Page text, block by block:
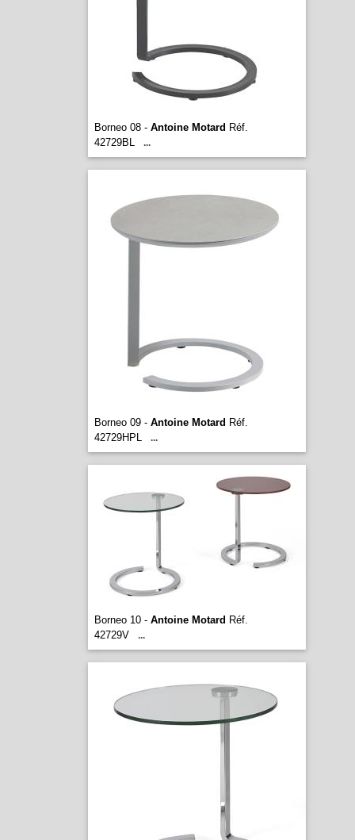
Borneo 08 - Antoine Motard Réf.
42729BL
...
Borneo 09 - Antoine Motard Réf.
42729HPL
...
Borneo 10 - Antoine Motard Réf.
42729V
...